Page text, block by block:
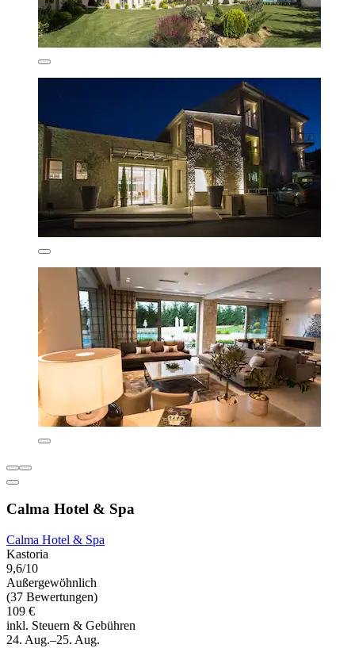
Calma Hotel & Spa
Calma Hotel & Spa
Kastoria
9,6/10
Außergewöhnlich
(37 Bewertungen)
109 €
inkl. Steuern & Gebühren
24. Aug.–25. Aug.